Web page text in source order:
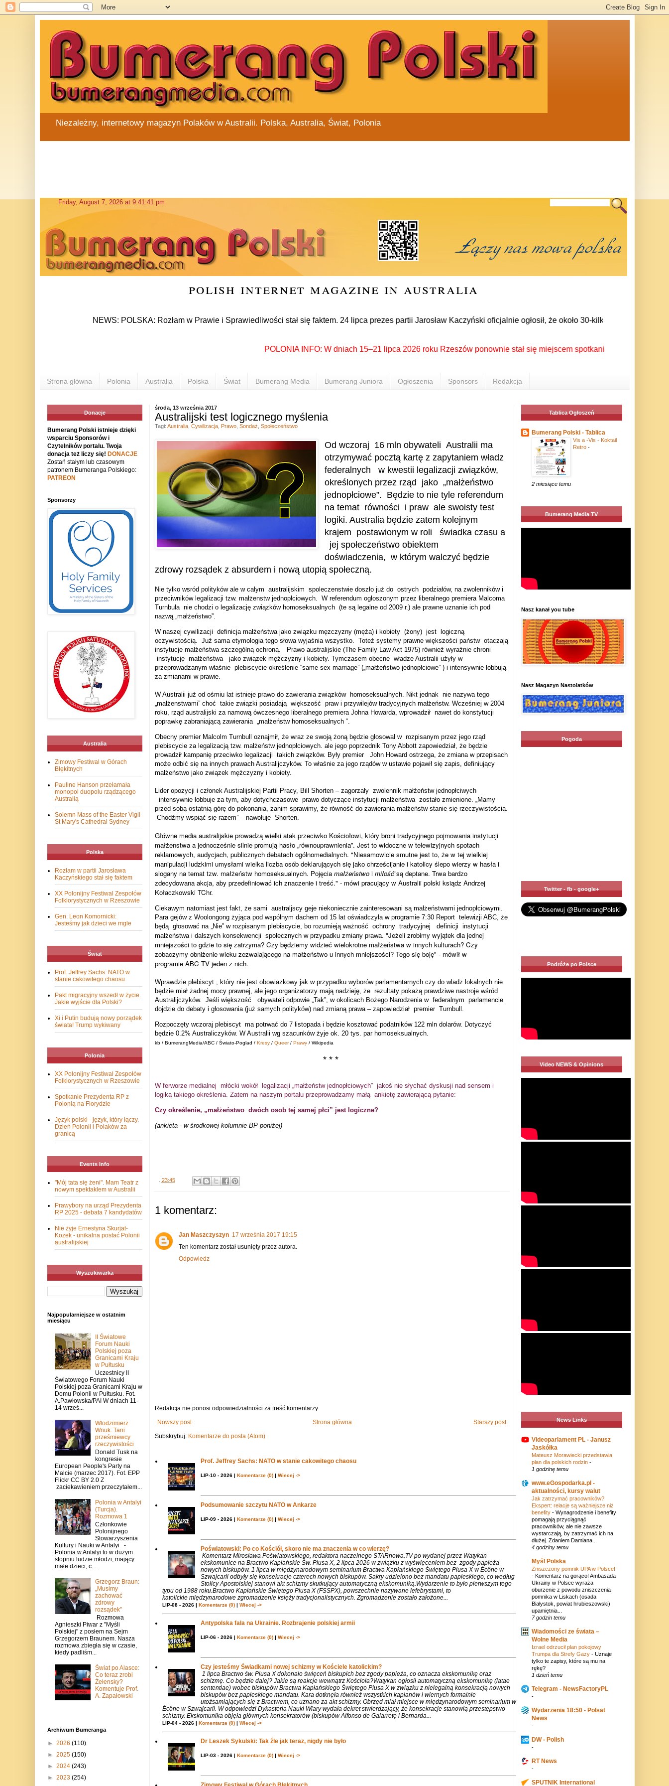
Niezależny, internetowy magazyn Polaków w Australii. Polska, Australia, Świat, Polonia
polish internet magazine in australia
NEWS: POLSKA: Rozłam w Prawie i Sprawiedliwości stał się faktem. 24 lipca prezes partii Jarosław Kaczyński oficjalnie ogłosił, że około 30-kilku posłów
POLONIA INFO: W dniach 15–21 lipca 2026 roku Rzeszów ponownie stał się miejscem spotkania Polonii z
Strona główna Polonia Australia Polska Świat Bumerang Media Bumerang Juniora Ogłoszenia Sponsors Redakcja
środa, 13 września 2017
Australijski test logicznego myślenia
Od wczoraj 16 mln obywateli Australii ma
otrzymywać pocztą kartę z zapytaniem władz
federalnych
w kwestii legalizacji związków,
określonych przez rząd
jako „małżeństwo
jednopłciowe”. Będzie to nie tyle referendum
na temat równości i praw ale swoisty test
logiki. Australia będzie zatem kolejnym
krajem postawionym w roli
świadka czasu a
jej społeczeństwo obiektem
doświadczenia, w którym walczyć będzie
zdrowy rozsądek z absurdem i nową utopią społeczną.
Nie tylko wsród polityków ale w calym australijskim spoleczenstwie doszło już do ostrych podziałów, na zwolenników i
przeciwników legalizacji tzw. małżenstw jednopłciowych. W referendum ogłoszonym przez liberalnego premiera Malcoma
Turnbula nie chodzi o legalizację związków homoseksualnych (te są legalne od 2009 r.) ale prawne uznanie ich pod
nazwą „małżeństwo”.
W naszej cywilizacji definicja małżeństwa jako związku męzczyzny (męża) i kobiety (żony) jest
logiczną
oczywistością. Już sama etymologia tego słowa wyjaśnia wszystko. Toteż systemy prawne większości państw otaczają
instytucje malżeństwa szczególną ochroną.
Prawo australijskie (The Family Law Act 1975) również wyrażnie chroni
instytucję małżeństwa jako związek mężczyzny i kobiety. Tymczasem obecne władze Australii użyły w
przeprowadzanym właśnie plebiscycie określenie “same-sex marriage” („małżeństwo jednopłciowe” ) i intensywnie lobbują
za zmianami w prawie.
W Australii już od ośmiu lat istnieje prawo do zawierania związków homoseksualnych. Nikt jednak nie nazywa tego
„małżenstwami” choć takie związki posiadają większość praw i przywilejów tradycyjnych małżeństw. Wcześniej w 2004
roku, rząd australijski za namową ówczesnego liberalnego premiera Johna Howarda, wprowadził nawet do konstytucji
poprawkę zabraniającą zawierania „małżeństw homoseksualnych ”.
Obecny premier Malcolm Turnbull oznajmił, że wraz ze swoją żoną będzie głosował w rozpisanym przez jego rząd
plebiscycie za legalizacją tzw. małżeństw jednopłciowych. ale jego poprzednik Tony Abbott zapowiedział, że będzie
prowadził kampanię przeciwko legalizacji takich związków. Były premier
John Howard ostrzega, że zmiana w przepisach
może odbić się na innych prawach Australijczyków. To właśnie za jego rządów w ustawie pojawił się zapis, definiujący
małżeństwo jako związek mężczyzny i kobiety.
Lider opozycji i członek Australijskiej Partii Pracy, Bill Shorten – zagorzały zwolennik małżeństw jednopłciwych
intensywnie lobbuje za tym, aby dotychczasowe prawo dotyczące instytucji malżeństwa zostało zmienione. „Mamy
przed sobą ostatnią górę do pokonania, zanim sprawimy, że równość do zawierania małżeństw stanie się rzeczywistością.
Chodźmy wspiąć się razem” – nawołuje Shorten.
Główne mediaaustralijskie prowadzą wielki atak przeciwkoKościołowi, który broni tradycyjnego pojmowania instytucji
małżenstwa a jednocześnie silnie promują hasło „równouprawnienia”. Jest to widoczne w telewizyjnych spotach
reklamowych, audycjach, publicznych debatach ogólnomedialnych. "Niesamowicie smutne jest to, że w tej wielkiej
manipulacji ludzkimi umysłami wielka liczba osób deklarujących się jako chrześcijanie i katolicy ślepo wierzy w hasła i
slogany na temat tzw. małżeństw homoseksualnych. Pojęcia małżeństwoi miłość”są deptane. Trwa bardzo
zdecydowana akcja, aby przedefiniować ich znaczenie i treść." - mówi pracujący w Australii polski ksiądz Andrzej
Kołaczkowski TChr.
Ciekawym natomiast jest fakt, że sami australjscy geje niekoniecznie zainteresowani są małżeństwami jednopłciowymi.
Para gejów z Woolongong żyjąca pod wspólnym dachem od 15 lat oświadczyła w programie 7:30 Report telewizji ABC, że
będą głosować na „Nie” w rozpisanym plebiscycie, bo rozumieją ważność ochrony tradycyjnej definicji instytucji
małżeństwa i dalszych konsekwencji społecznych w przypadku zmiany prawa. "Jeżeli zrobimy wyjątek dla jednej
mniejszości to gdzie to się zatrzyma? Czy będziemy widzieć wielokrotne małżeństwa w innych kulturach? Czy
zobaczymy obniżenie wieku zezwalającego na małżeństwo u innych mniejszości? Tego się boję" - mówił w
programie ABC TV jeden z nich.
Wprawdzie plebiscyt , który nie jest obowiazkowy jak w przypadku wyborów parlamentarnych czy do wladz lokalnych nie
będzie miał żadnej mocy prawnej, ale jego organizatorzy mają nadzieję, że rezultaty pokażą prawdziwe nastroje wśród
Australijczyków. Jeśli większość obywateli odpowie „Tak”, w okolicach Bożego Narodzenia w federalnym parlamencie
dojdzie do debaty i głosowania (już samych polityków) nad zmianą prawa – zapowiedział premier Turnbull.
Rozpoczęty wczoraj plebiscyt ma potrwać do 7 listopada i będzie kosztować podatników 122 mln dolarów. Dotyczyć
będzie 0.2% Australiczyków. W Australii wg szacunków żyje ok. 20 tys. par homoseksualnych.
kb / BumerangMedia/ABC / Świato-Poglad / Kresy / Queer/ Prawy/ Wikipedia
* * *
W ferworze medialnej młócki wokół legalizacji „małżeństw jednopłciowych” jakoś nie słychać dyskusji nad sensem i
logiką takiego określenia. Zatem na naszym portalu przeprowadzamy małą ankietę zawierającą pytanie:
Czy określenie, „małżeństwo dwóch osob tej samej płci” jest logiczne?
(ankieta - w środkowej kolumnie BP poniżej)
. 23:45
Tagi: Australia, Cywilizacja, Prawo, Sondaż Społeczeństwo
1 komentarz:
Jan Maszczyszyn 17 września 2017 19:15
Ten komentarz został usunięty przez autora.
Odpowiedz
Redakcja nie ponosi odpowiedzialności za treść komentarzy
Nowszy post
Starszy post
Strona główna
Subskrybuj: Komentarze do posta (Atom)
Prof. Jeffrey Sachs: NATO w stanie cakowitego chaosu
LIP-10 - 2026 | Komentarze (0)| Wiecej ->
Podsumowanie szczytu NATO w Ankarze
LIP-09 - 2026 | Komentarze (0)| Wiecej ->
Poświatowski: Po co Kościół, skoro nie ma znaczenia w co wierzę?
Komentarz Mirosława Poświatowskiego, redaktora naczelnego STARnowa.TV po wydanej przez Watykan
ekskomunice na Bractwo Kapłańskie Św. Piusa X, 2 lipca 2026 w związku z wyświęceniem bez zgody papieża
nowych biskupów. 1 lipca w międzynarodowym seminarium Bractwa Kapłańskiego Świętego Piusa X w Écône w
Szwajcarii odbyły się konsekracje czterech nowych biskupów. Sakry udzielono bez mandatu papieskiego, co według
Stolicy Apostolskiej stanowi akt schizmy skutkujący automatyczną ekskomuniką.Wydarzenie to było pierwszym tego
typu od 1988 roku.Bractwo Kapłańskie Świętego Piusa X (FSSPX), powszechnie nazywane lefebrystami, to
katolickie międzynarodowe zgromadzenie księży tradycjonalistycznych. Zgromadzenie zostało założone...
LIP-08 - 2026 | Komentarze (0)| Wiecej ->
Antypolska fala na Ukrainie. Rozbrajenie polskiej armii
LIP-06 - 2026 | Komentarze (0)| Wiecej ->
Czy jesteśmy Świadkami nowej schizmy w Kościele katolickim?
1 lipca Bractwo św. Piusa X dokonało święceń biskupich bez zgody papieża, co oznacza ekskomunikę oraz
schizmę. Co będzie dalej? Jakie są reakcje wewnątrz Kościoła?Watykan ogłosił automatyczną ekskomunikę (latae
sententiae) wobec biskupów Bractwa Kapłańskiego Świętego Piusa X w związku z nielegalną konsekracją nowych
biskupów bez papieskiego mandatu. Kara dotknęła również wszystkich kapłanów i wiernych formalnie
utożsamiających się z Bractwem, co uznano za akt schizmy. Obrzęd miał miejsce w międzynarodowym seminarium w
Écône w Szwajcarii. W odpowiedzi Dykasteria Nauki Wiary wydała dekret stwierdzający, że konsekracje stanowią przestępstwo
schizmy. Ekskomunika objęła głównych konsekratorów (biskupów Alfonso de Galarretę i Bernarda...
LIP-04 - 2026 | Komentarze (0)| Wiecej ->
Dr Leszek Sykulski: Tak źle jak teraz, nigdy nie było
LIP-03 - 2026 | Komentarze (0)| Wiecej ->
Donacje
Bumerang Polski istnieje dzięki
wsparciu Sponsorów i
Czytelników portalu. Twoja
donacja też liczy się! DONACJE
Zostań stałym lub czasowym
patronem Bumeranga Polskiego:
PATREON
Sponsorzy
Australia
Zimowy Festiwal w Górach
Błękitnych
Pauline Hanson przełamała
monopol duopolu rządzącego
Australią
Solemn Mass of the Easter Vigil
St Mary's Cathedral Sydney
Polska
Rozłam w partii Jarosława
Kaczyńskiego stał się faktem
XX Polonijny Festiwal Zespołów
Folklorystycznych w Rzeszowie
Gen. Leon Komornicki:
Jesteśmy jak dzieci we mgle
Świat
Prof. Jeffrey Sachs: NATO w
stanie cakowitego chaosu
Pakt migracyjny wszedł w życie.
Jakie wyjście dla Polski?
Xi i Putin budują nowy porządek
świata! Trump wykiwany
Polonia
XX Polonijny Festiwal Zespołów
Folklorystycznych w Rzeszowie
Spotkanie Prezydenta RP z
Polonią na Florydzie
Język polski - język, który łączy.
Dzień Polonii i Polaków za
granicą
Events Info
"Mój tata się żeni". Mam Teatr z
nowym spektaklem w Australii
Prawybory na urząd Prezydenta
RP 2025 - debata 7 kandydatów
Nie żyje Ernestyna Skurjat-
Kozek - unikalna postać Polonii
australijskiej
Wyszukiwarka
Najpopularniejsze w ostatnim
miesiącu
II Światowe
Forum Nauki
Polskiej poza
Granicami Kraju
w Pułtusku
Uczestnicy II
Światowego Forum Nauki
Polskiej poza Granicami Kraju w
Domu Polonii w Pułtusku. Fot.
A.Pawłowska/PAI W dniach 11-
14 wrześ...
Włodzimierz
Wnuk: Tani
prześmiewcy
rzeczywistości
Donald Tusk na
kongresie
European People's Party na
Malcie (marzec 2017). Fot. EPP
Flickr CC BY 2.0 Z
zaciekawieniem przeczytałem...
Polonia w Antalyi
(Turcja).
Rozmowa 1
Członkowie
Polonijnego
Stowarzyszenia
Kultury i Nauki w Antalyi -
Polonia w Antalyi to w dużym
stopniu ludzie młodzi, mający
małe dzieci, c...
Grzegorz Braun:
„Musimy
zachować
zdrowy
rozsądek”
Rozmowa
Agnieszki Piwar z "Myśli
Polskiej" z posłem na Sejm
Grzegorzem Braunem. Nasza
rozmowa zbiegła się w czasie,
kiedy padliśm...
Świat po Alasce:
Co teraz zrobi
Żełensky?
Komentuje Prof.
A. Zapałowski
Archiwum Bumeranga
► 2026 (110)
► 2025 (150)
► 2024 (243)
► 2023 (254)
Tablica Ogłoszeń
Bumerang Polski - Tablica
Vis a -Vis - Koktail
Retro -
2 miesiące temu
Bumerang Media TV
Nasz kanał you tube
Nasz Magazyn Nastolatków
Pogoda
Twitter - fb - google+
Podróże po Polsce
Video NEWS & Opinions
News Links
Videoparlament PL - Janusz
Jaskółka
Mateusz Morawiecki przedstawia
plan dla polskich rodzin -
1 godzinę temu
www.eGospodarka.pl -
aktualności, kursy walut
Jak zatrzymać pracowników?
Ekspert: relacje są ważniejsze niż
benefity - Wynagrodzenie i benefity
pomagają przyciągnąć
pracowników, ale nie zawsze
wystarczają, by zatrzymać ich na
dłużej. Zdaniem Damiana...
4 godziny temu
Myśl Polska
Zniszczony pomnik UPA w Polsce!
- Komentarz na gorąco! Ambasada
Ukrainy w Polsce wyraża
oburzenie z powodu zniszczenia
pomnika w Liskach (osada
Białystok, powiat hrubieszowski)
upamiętnia...
7 godzin temu
Wiadomości ze świata –
Wolne Media
Izrael odrzucił plan pokojowy
Trumpa dla Strefy Gazy - Uznaje
tylko te zapisy, które są mu na
rękę?
1 dzień temu
Telegram - NewsFactoryPL
-
Wydarzenia 18:50 - Polsat
News
-
DW - Polish
-
RT News
-
SPUTNIK International